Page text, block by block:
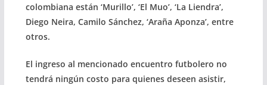
colombiana están ‘Murillo’, ‘El Muo’, ‘La Liendra’,
Diego Neira, Camilo Sánchez, ‘Araña Aponza’, entre
otros.
El ingreso al mencionado encuentro futbolero no
tendrá ningún costo para quienes deseen asistir,